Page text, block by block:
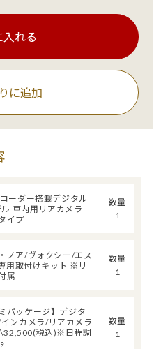
に追加
ーダー搭載デジタル
車内用リアカメラ
イプ
数量
1
ノア/ヴォクシー/エス
用取付けキット ※リ
属
数量
1
パッケージ】デジタ
ンカメラ/リアカメラ
\32,500(税込)※日程調
数量
1